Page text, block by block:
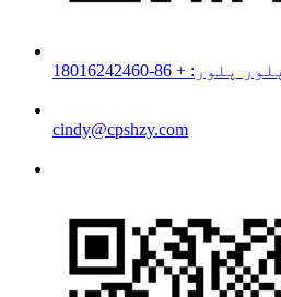
+ 86-18016242460
cindy@cpshzy.com